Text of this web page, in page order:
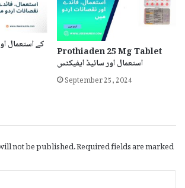
Prothiaden 25 Mg Tablet
استعمال اور سائیڈ ایفیکٹس
September 25, 2024
not be published.Required fields are marked